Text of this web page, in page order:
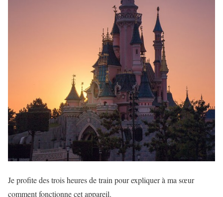
Je profite des trois heures de train pour expliquer à ma sœur
comment fonctionne cet appareil.